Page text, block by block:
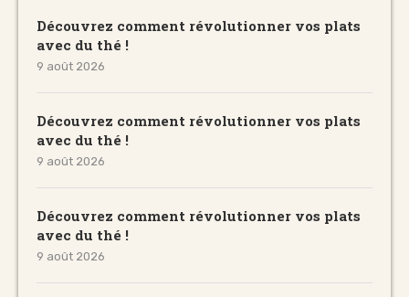
Découvrez comment révolutionner vos plats
avec du thé !
9 août 2026
Découvrez comment révolutionner vos plats
avec du thé !
9 août 2026
Découvrez comment révolutionner vos plats
avec du thé !
9 août 2026